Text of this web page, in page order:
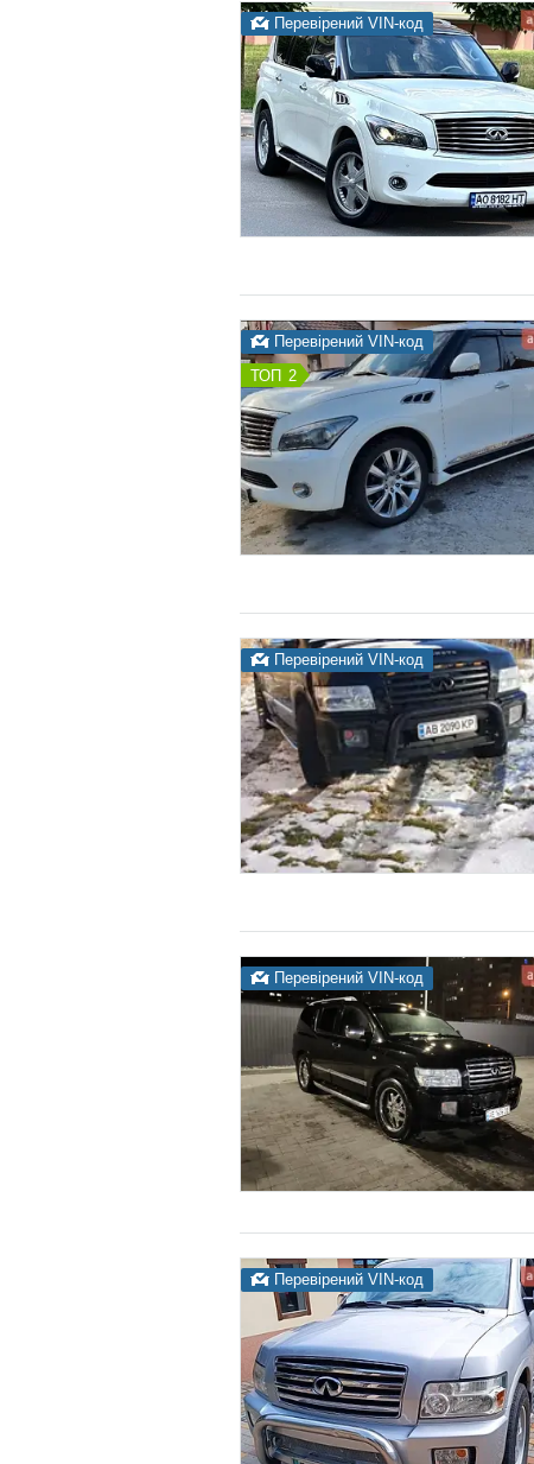
Перевірений VIN-код
Перевірений VIN-код
2
Перевірений VIN-код
Перевірений VIN-код
Перевірений VIN-код